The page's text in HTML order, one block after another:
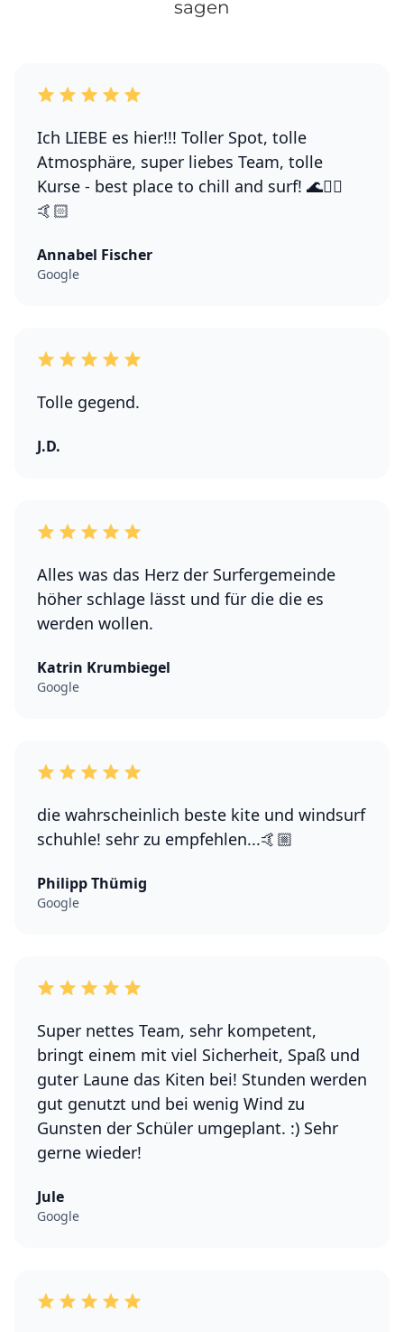
sagen
Ich LIEBE es hier!!! Toller Spot, tolle
Atmosphäre, super liebes Team, tolle
Kurse - best place to chill and surf! 🌊🏄‍♀️
🤙🏻
Annabel Fischer
Google
Tolle gegend.
J.D.
Alles was das Herz der Surfergemeinde
höher schlage lässt und für die die es
werden wollen.
Katrin Krumbiegel
Google
die wahrscheinlich beste kite und windsurf
schuhle! sehr zu empfehlen...🤙🏼
Philipp Thümig
Google
Super nettes Team, sehr kompetent,
bringt einem mit viel Sicherheit, Spaß und
guter Laune das Kiten bei! Stunden werden
gut genutzt und bei wenig Wind zu
Gunsten der Schüler umgeplant. :) Sehr
gerne wieder!
Jule
Google